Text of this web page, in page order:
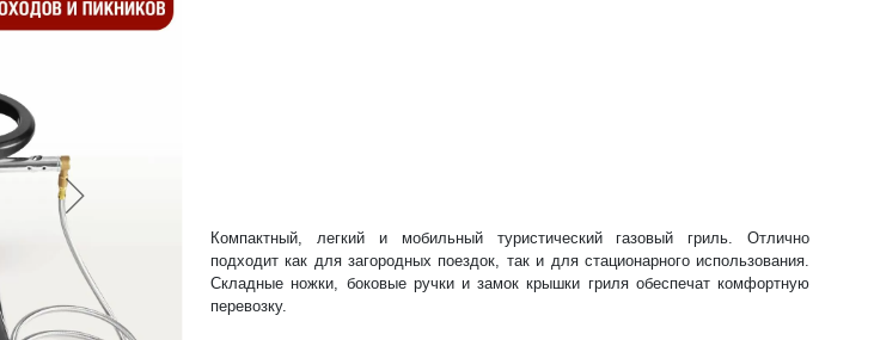
Компактный, легкий и мобильный туристический газовый гриль. Отлично
подходит как для загородных поездок, так и для стационарного использования.
Складные ножки, боковые ручки и замок крышки гриля обеспечат комфортную
перевозку.